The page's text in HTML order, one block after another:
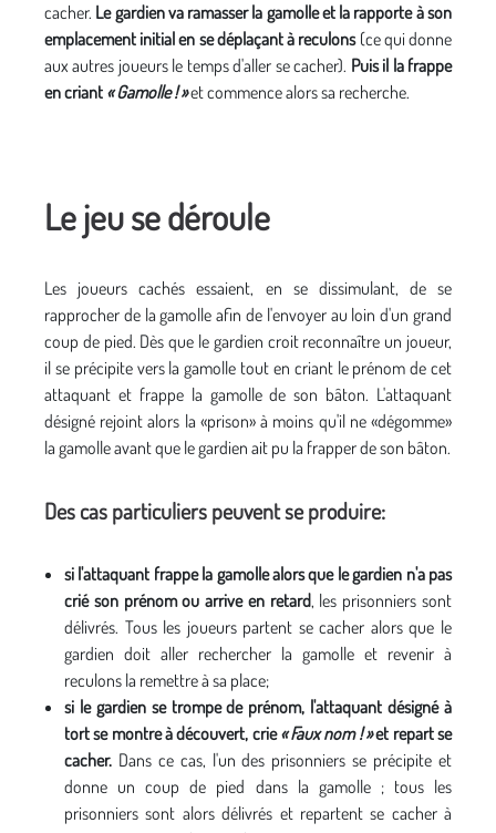
cacher. Le gardien va ramasser la gamolle et la rapporte à son
emplacement initial en se déplaçant à reculons(ce qui donne
aux autres joueurs le temps d'aller se cacher). Puis il la frappe
en criant « Gamolle ! »et commence alors sa recherche.
Le jeu se déroule
Les joueurs cachés essaient, en se dissimulant, de se
rapprocher de la gamolle afin de l'envoyer au loin d'un grand
coup de pied. Dès que le gardien croit reconnaître un joueur,
il se précipite vers la gamolle tout en criant le prénom de cet
attaquant et frappe la gamolle de son bâton. L'attaquant
désigné rejoint alors la «prison» à moins qu'il ne «dégomme»
la gamolle avant que le gardien ait pu la frapper de son bâton.
Des cas particuliers peuvent se produire:
si l'attaquant frappe la gamolle alors que le gardien n'a pas
crié son prénom ou arrive en retard, les prisonniers sont
délivrés. Tous les joueurs partent se cacher alors que le
gardien doit aller rechercher la gamolle et revenir à
reculons la remettre à sa place;
si le gardien se trompe de prénom, l'attaquant désigné à
tort se montre à découvert, crie« Faux nom ! »et repart se
cacher. Dans ce cas, l'un des prisonniers se précipite et
donne un coup de pied dans la gamolle ; tous les
prisonniers sont alors délivrés et repartent se cacher à